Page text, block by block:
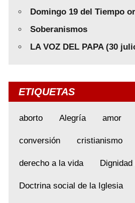
Domingo 19 del Tiempo
Soberanismos
LA VOZ DEL PAPA (30
ETIQUETAS
aborto Alegría amor
conversión cristianismo
derecho a la vida
Doctrina social de la Iglesia